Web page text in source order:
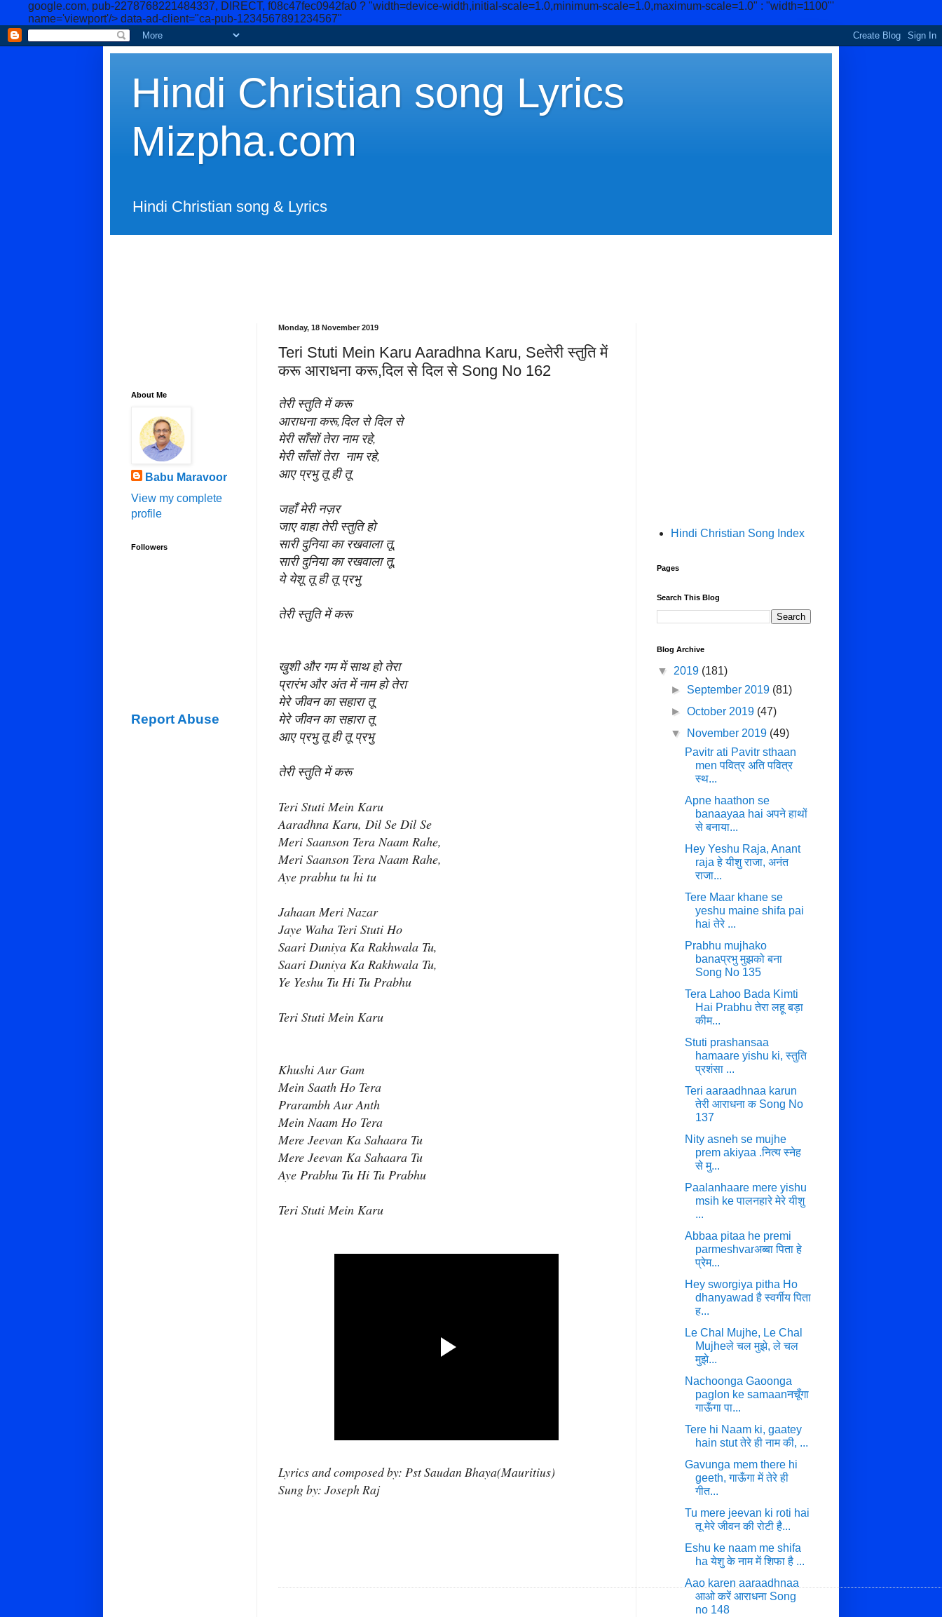
google.com, pub-2278768221484337, DIRECT, f08c47fec0942fa0 ? "width=device-width,initial-scale=1.0,minimum-scale=1.0,maximum-scale=1.0" : "width=1100"'
name='viewport'/> data-ad-client="ca-pub-1234567891234567"
Hindi Christian song Lyrics
Mizpha.com
Hindi Christian song & Lyrics
Monday, 18 November 2019
Teri Stuti Mein Karu Aaradhna Karu, Seतेरी स्तुति में
करू आराधना करू,दिल से दिल से Song No 162
तेरी स्तुति में करू
आराधना करू,दिल से दिल से
मेरी साँसों तेरा नाम रहे,
मेरी साँसों तेरा नाम रहे,
आए प्रभु तू ही तू
जहाँ मेरी नज़र
जाए वाहा तेरी स्तुति हो
सारी दुनिया का रखवाला तू,
सारी दुनिया का रखवाला तू,
ये येशू तू ही तू प्रभु
तेरी स्तुति में करू
खुशी और गम में साथ हो तेरा
प्रारंभ और अंत में नाम हो तेरा
मेरे जीवन का सहारा तू
मेरे जीवन का सहारा तू
आए प्रभु तू ही तू प्रभु
तेरी स्तुति में करू
Teri Stuti Mein Karu
Aaradhna Karu, Dil Se Dil Se
Meri Saanson Tera Naam Rahe,
Meri Saanson Tera Naam Rahe,
Aye prabhu tu hi tu
Jahaan Meri Nazar
Jaye Waha Teri Stuti Ho
Saari Duniya Ka Rakhwala Tu,
Saari Duniya Ka Rakhwala Tu,
Ye Yeshu Tu Hi Tu Prabhu
Teri Stuti Mein Karu
Khushi Aur Gam
Mein Saath Ho Tera
Prarambh Aur Anth
Mein Naam Ho Tera
Mere Jeevan Ka Sahaara Tu
Mere Jeevan Ka Sahaara Tu
Aye Prabhu Tu Hi Tu Prabhu
Teri Stuti Mein Karu
Lyrics and composed by: Pst Saudan Bhaya(Mauritius)
Sung by: Joseph Raj
About Me
Babu Maravoor
View my complete
profile
Followers
Report Abuse
Hindi Christian Song Index
Pages
Search This Blog
Blog Archive
▼ 2019 (181)
► September 2019 (81)
►October 2019 (47)
▼
November 2019 (49)
Pavitr ati Pavitr sthaan
men पवित्र अति पवित्र
स्थ...
Apne haathon se
banaayaa hai अपने हाथों
से बनाया...
Hey Yeshu Raja, Anant
raja हे यीशु राजा, अनंत
राजा...
Tere Maar khane se
yeshu maine shifa pai
hai तेरे ...
Prabhu mujhako
banaप्रभु मुझको बना
Song No 135
Tera Lahoo Bada Kimti
Hai Prabhu तेरा लहू बड़ा
कीम...
Stuti prashansaa
hamaare yishu ki, स्तुति
प्रशंसा ...
Teri aaraadhnaa karun
तेरी आराधना क Song No
137
Nity asneh se mujhe
prem akiyaa .नित्य स्नेह
से मु...
Paalanhaare mere yishu
msih ke पालनहारे मेरे यीशु
...
Abbaa pitaa he premi
parmeshvarअब्बा पिता हे
प्रेम...
Hey sworgiya pitha Ho
dhanyawad है स्वर्गीय पिता
ह...
Le Chal Mujhe, Le Chal
Mujheले चल मुझे, ले चल
मुझे...
Nachoonga Gaoonga
paglon ke samaanनचूँगा
गाऊँगा पा...
Tere hi Naam ki, gaatey
hain stut तेरे ही नाम की, ...
Gavunga mem there hi
geeth, गाऊँगा में तेरे ही
गीत...
Tu mere jeevan ki roti hai
तू मेरे जीवन की रोटी है...
Eshu ke naam me shifa
ha येशु के नाम में शिफा है ...
Aao karen aaraadhnaa
आओ करें आराधना Song
no 148